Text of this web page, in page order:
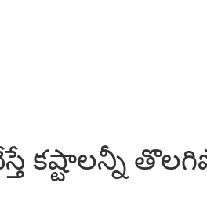
కష్టాలన్నీ